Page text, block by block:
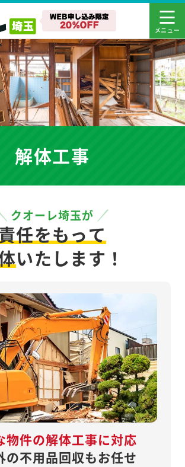
解体工事
クオーレ埼玉が
任をもって
いたします！
物件の解体工事に対応
の不用品回収もお任せ